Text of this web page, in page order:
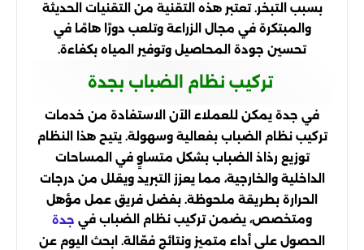
بسبب التبخر. تعتبر هذه التقنية من التقنيات الحديثة
والمبتكرة في مجال الزراعة وتلعب دورًا هامًا في
تحسين جودة المحاصيل وتوفير المياه بكفاءة.
تركيب نظام الضباب بجدة
في جدة يمكن للعملاء الآن الاستفادة من خدمات
تركيب نظام الضباب بفعالية وسهولة. يتيح هذا النظام
توزيع رذاذ الضباب بشكل متساوٍ في المساحات
الداخلية والخارجية، مما يعزز التبريد ويقلل من درجات
الحرارة بطريقة ملحوظة. بفضل فريق عمل مؤهل
ومتخصص، يضمن تركيب نظام الضباب في جدة
الحصول على أداء متميز ونتائج فعّالة. ابحث اليوم عن